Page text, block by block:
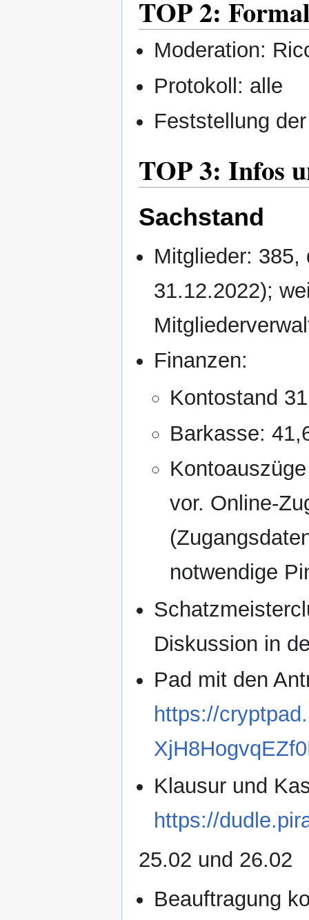
TOP 2:
Moderation:
Protokoll: alle
Feststellung
TOP 3: Infos
Sachstand
Mitglieder:
31.12.2022);
Finanzen:
Kontostand
Barkasse:
vor. Online-
notwendige
Diskussion in
Pad mit den
https://
Klausur und
https://
25.02 und 26.02
Beauftragung